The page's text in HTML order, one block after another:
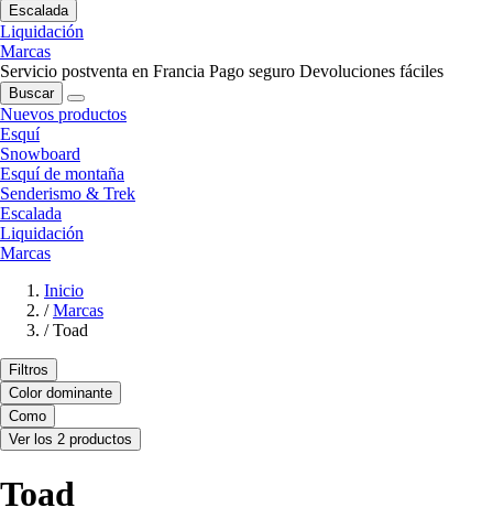
Escalada
Liquidación
Marcas
Servicio postventa en Francia Pago seguro Devoluciones fáciles
Buscar
Nuevos productos
Esquí
Snowboard
Esquí de montaña
Senderismo & Trek
Escalada
Liquidación
Marcas
Inicio
/ Marcas
/ Toad
Filtros
Color dominante
Como
Ver los 2 productos
Toad